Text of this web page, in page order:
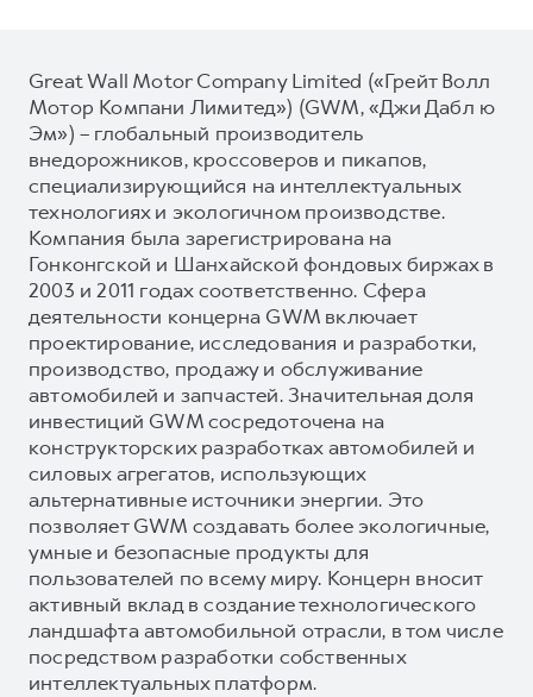
Great Wall Motor Company Limited («Грейт Волл
Мотор Компани Лимитед») (GWM, «Джи Дабл ю
Эм») – глобальный производитель
внедорожников, кроссоверов и пикапов,
специализирующийся на интеллектуальных
технологиях и экологичном производстве.
Компания была зарегистрирована на
Гонконгской и Шанхайской фондовых биржах в
2003 и 2011 годах соответственно. Сфера
деятельности концерна GWM включает
проектирование, исследования и разработки,
производство, продажу и обслуживание
автомобилей и запчастей. Значительная доля
инвестиций GWM сосредоточена на
конструкторских разработках автомобилей и
силовых агрегатов, использующих
альтернативные источники энергии. Это
позволяет GWM создавать более экологичные,
умные и безопасные продукты для
пользователей по всему миру. Концерн вносит
активный вклад в создание технологического
ландшафта автомобильной отрасли, в том числе
посредством разработки собственных
интеллектуальных платформ.